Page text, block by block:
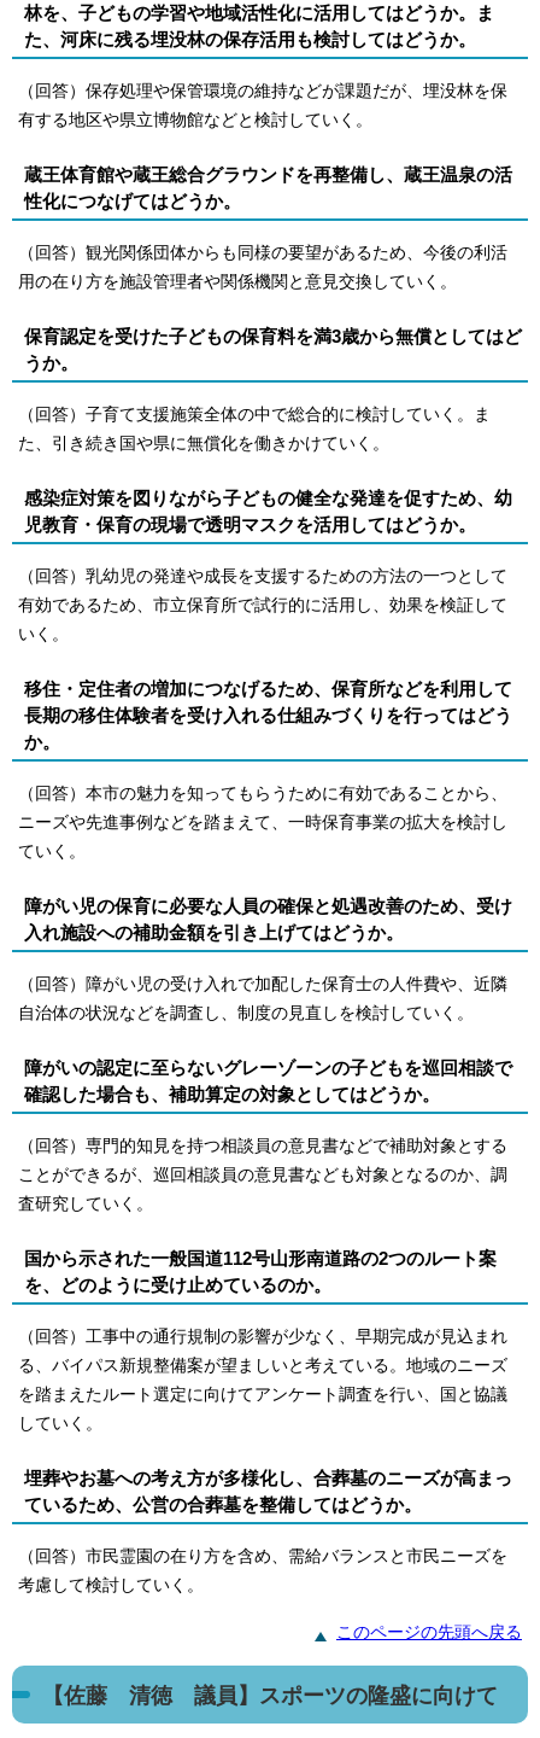
林を、子どもの学習や地域活性化に活用してはどうか。ま
た、河床に残る埋没林の保存活用も検討してはどうか。
（回答）保存処理や保管環境の維持などが課題だが、埋没林を保
有する地区や県立博物館などと検討していく。
蔵王体育館や蔵王総合グラウンドを再整備し、蔵王温泉の活
性化につなげてはどうか。
（回答）観光関係団体からも同様の要望があるため、今後の利活
用の在り方を施設管理者や関係機関と意見交換していく。
保育認定を受けた子どもの保育料を満3歳から無償としてはど
うか。
（回答）子育て支援施策全体の中で総合的に検討していく。ま
た、引き続き国や県に無償化を働きかけていく。
感染症対策を図りながら子どもの健全な発達を促すため、幼
児教育・保育の現場で透明マスクを活用してはどうか。
（回答）乳幼児の発達や成長を支援するための方法の一つとして
有効であるため、市立保育所で試行的に活用し、効果を検証して
いく。
移住・定住者の増加につなげるため、保育所などを利用して
長期の移住体験者を受け入れる仕組みづくりを行ってはどう
か。
（回答）本市の魅力を知ってもらうために有効であることから、
ニーズや先進事例などを踏まえて、一時保育事業の拡大を検討し
ていく。
障がい児の保育に必要な人員の確保と処遇改善のため、受け
入れ施設への補助金額を引き上げてはどうか。
（回答）障がい児の受け入れで加配した保育士の人件費や、近隣
自治体の状況などを調査し、制度の見直しを検討していく。
障がいの認定に至らないグレーゾーンの子どもを巡回相談で
確認した場合も、補助算定の対象としてはどうか。
（回答）専門的知見を持つ相談員の意見書などで補助対象とする
ことができるが、巡回相談員の意見書なども対象となるのか、調
査研究していく。
国から示された一般国道112号山形南道路の2つのルート案
を、どのように受け止めているのか。
（回答）工事中の通行規制の影響が少なく、早期完成が見込まれ
る、バイパス新規整備案が望ましいと考えている。地域のニーズ
を踏まえたルート選定に向けてアンケート調査を行い、国と協議
していく。
埋葬やお墓への考え方が多様化し、合葬墓のニーズが高まっ
ているため、公営の合葬墓を整備してはどうか。
（回答）市民霊園の在り方を含め、需給バランスと市民ニーズを
考慮して検討していく。
このページの先頭へ戻る
【佐藤 清徳 議員】スポーツの隆盛に向けて